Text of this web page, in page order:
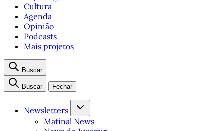
Cultura
Agenda
Opinião
Podcasts
Mais projetos
Buscar
Buscar Fechar
Newsletters
Matinal News